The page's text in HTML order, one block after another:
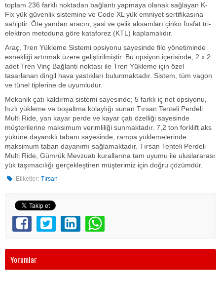
toplam 236 farklı noktadan bağlantı yapmaya olanak sağlayan K-
Fix yük güvenlik sistemine ve Code XL yük emniyet sertifikasına
sahiptir. Öte yandan aracın, şasi ve çelik aksamları çinko fosfat tri-
elektron metoduna göre kataforez (KTL) kaplamalıdır.
Araç, Tren Yükleme Sistemi opsiyonu sayesinde filo yönetiminde
esnekliği artırmak üzere geliştirilmiştir. Bu opsiyon içerisinde, 2 x 2
adet Tren Vinç Bağlantı noktası ile Tren Yükleme için özel
tasarlanan dingil hava yastıkları bulunmaktadır. Sistem, tüm vagon
ve tünel tiplerine de uyumludur.
Mekanik çatı kaldırma sistemi sayesinde; 5 farklı iç net opsiyonu,
hızlı yükleme ve boşaltma kolaylığı sunan Tırsan Tenteli Perdeli
Multi Ride, yan kayar perde ve kayar çatı özelliği sayesinde
müşterilerine maksimum verimliliği sunmaktadır. 7,2 ton forklift aks
yüküne dayanıklı tabanı sayesinde, rampa yüklemelerinde
maksimum taban dayanımı sağlamaktadır. Tırsan Tenteli Perdeli
Multi Ride, Gümrük Mevzuatı kurallarına tam uyumu ile uluslararası
yük taşımacılığı gerçekleştiren müşterimiz için doğru çözümdür.
Etiketler: Tırsan
Yorumlar